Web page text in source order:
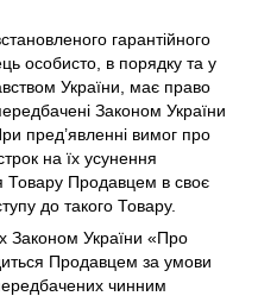
гарантійного
особисто, в порядку та у
України, має право
Законом України
пред’явленні вимог про
на їх усунення
Товару Продавцем в своє
до такого Товару.
Законом України «Про
Продавцем за умови
чинним